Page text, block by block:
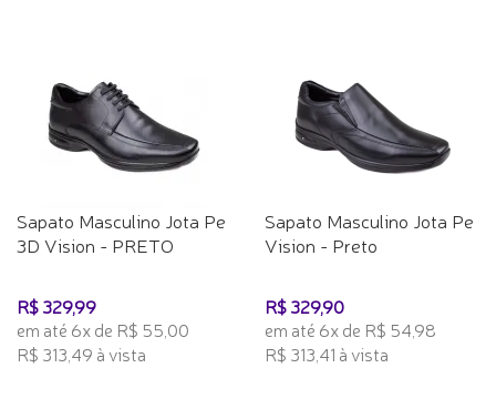
Sapato Masculino Jota Pe
3D Vision - PRETO
R$ 329,99
em até 6x de R$ 55,00
R$ 313,49 à vista
Sapato Masculino Jota Pe
Vision - Preto
R$ 329,90
em até 6x de R$ 54,98
R$ 313,41 à vista